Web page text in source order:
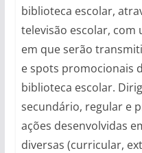
biblioteca escolar,
televisão escolar,
em que serão
e spots promocionais
biblioteca escolar.
secundário, regular e
ações desenvolvidas
diversas (curricular,